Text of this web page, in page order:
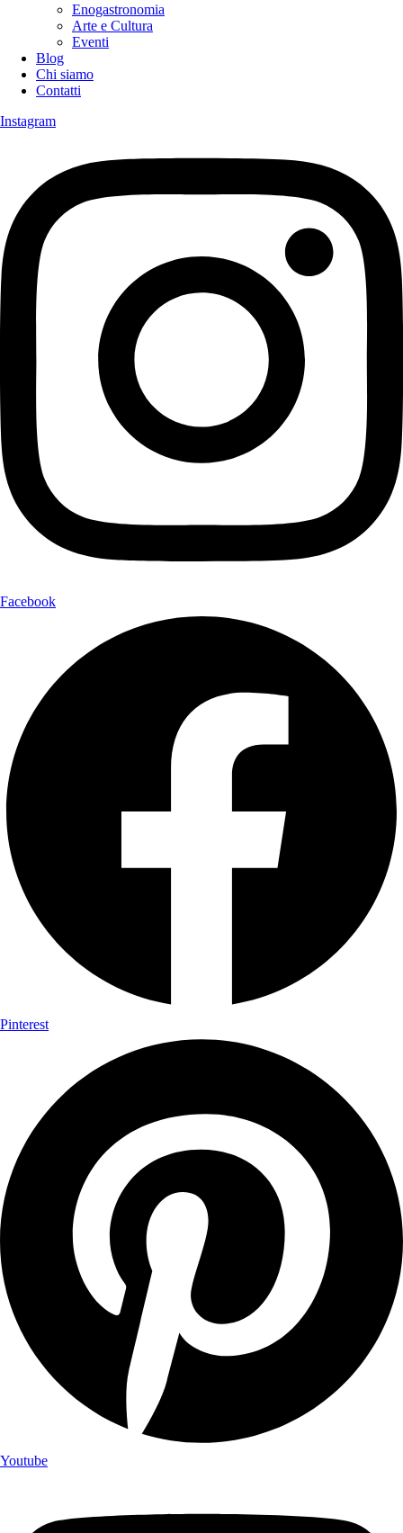
Enogastronomia
Arte e Cultura
Eventi
Blog
Chi siamo
Contatti
Instagram
Facebook
Pinterest
Youtube